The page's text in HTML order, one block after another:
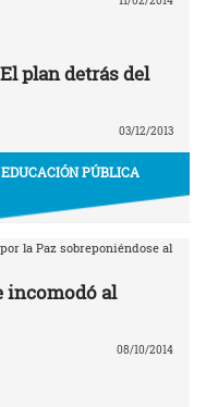
plan detrás del
03/12/2013
PÚBLICA
la Paz sobreponiéndose al
incomodó al
08/10/2014